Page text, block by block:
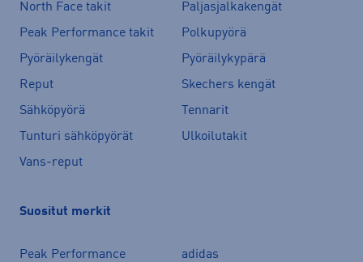
North Face takit
Paljasjalkakengät
Peak Performance takit
Polkupyörä
Pyöräilykengät
Pyöräilykypärä
Reput
Skechers kengät
Sähköpyörä
Tennarit
Tunturi sähköpyörät
Ulkoilutakit
Vans-reput
Suositut merkit
Peak Performance
adidas